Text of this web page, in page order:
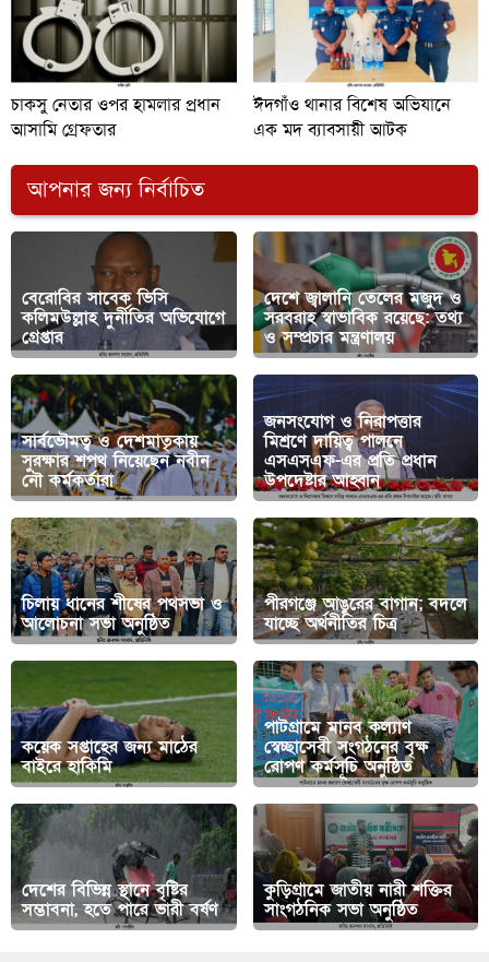
চাকসু নেতার ওপর হামলার প্রধান
আসামি গ্রেফতার
ঈদগাঁও থানার বিশেষ অভিযানে
এক মদ ব্যাবসায়ী আটক
আপনার জন্য নির্বাচিত
বেরোবির সাবেক ভিসি
কলিমউল্লাহ দুর্নীতির অভিযোগে
গ্রেপ্তার
দেশে জ্বালানি তেলের মজুদ ও
সরবরাহ স্বাভাবিক রয়েছে: তথ্য
ও সম্প্রচার মন্ত্রণালয়
সার্বভৌমত্ব ও দেশমাতৃকায়
সুরক্ষার শপথ নিয়েছেন নবীন
নৌ কর্মকর্তারা
জনসংযোগ ও নিরাপত্তার
মিশ্রণে দায়িত্ব পালনে
এসএসএফ-এর প্রতি প্রধান
উপদেষ্টার আহ্বান
চিলায় ধানের শীষের পথসভা ও
আলোচনা সভা অনুষ্ঠিত
পীরগঞ্জে আঙুরের বাগান; বদলে
যাচ্ছে অর্থনীতির চিত্র
কয়েক সপ্তাহের জন্য মাঠের
বাইরে হাকিমি
পাটগ্রামে মানব কল্যাণ
স্বেচ্ছাসেবী সংগঠনের বৃক্ষ
রোপণ কর্মসূচি অনুষ্ঠিত
দেশের বিভিন্ন স্থানে বৃষ্টির
সম্ভাবনা, হতে পারে ভারী বর্ষণ
কুড়িগ্রামে জাতীয় নারী শক্তির
সাংগঠনিক সভা অনুষ্ঠিত